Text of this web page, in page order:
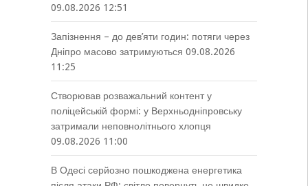
09.08.2026 12:51
Запізнення – до дев’яти годин: потяги через
Дніпро масово затримуються 09.08.2026
11:25
Створював розважальний контент у
поліцейській формі: у Верхньодніпровську
затримали неповнолітнього хлопця
09.08.2026 11:00
В Одесі серйозно пошкоджена енергетика